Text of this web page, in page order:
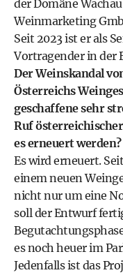
der Domäne
Weinmarketing
Seit 2023 ist er als
Vortragender in der
Der Weinskandal
Österreichs
geschaffene sehr
Ruf
es erneuert werden?
Es wird erneuert.
einem neuen
nicht nur um eine
soll der Entwurf
es noch heuer im
Jedenfalls ist das